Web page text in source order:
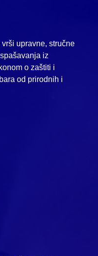
upravne, stručne
iz
o zaštiti i
od prirodnih i